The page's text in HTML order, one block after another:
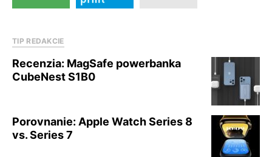
TIP REDAKCIE
Recenzia: MagSafe powerbanka
CubeNest S1B0
Porovnanie: Apple Watch Series 8
vs. Series 7